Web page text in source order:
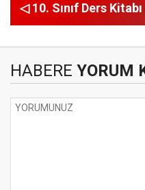
◁ 10. Sınıf Ders
HABERE YORUM